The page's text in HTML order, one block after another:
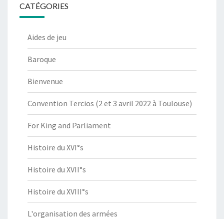
CATÉGORIES
Aides de jeu
Baroque
Bienvenue
Convention Tercios (2 et 3 avril 2022 à Toulouse)
For King and Parliament
Histoire du XVI°s
Histoire du XVII°s
Histoire du XVIII°s
L'organisation des armées